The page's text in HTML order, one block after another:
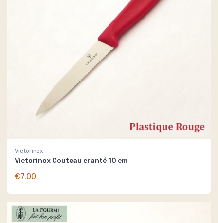
Victorinox
Victorinox Couteau cranté 10 cm
€7.00